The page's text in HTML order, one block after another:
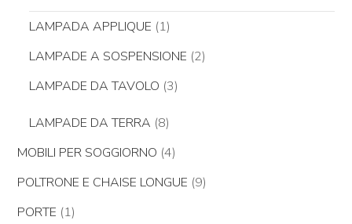
LAMPADA APPLIQUE (1)
LAMPADE A SOSPENSIONE (2)
LAMPADE DA TAVOLO (3)
LAMPADE DA TERRA (8)
MOBILI PER SOGGIORNO (4)
POLTRONE E CHAISE LONGUE (9)
PORTE (1)